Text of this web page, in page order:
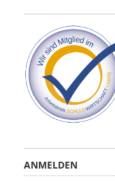
ANMELDEN